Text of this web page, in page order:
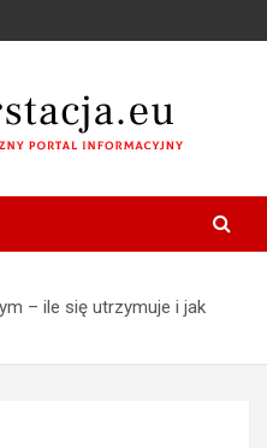
– ile się utrzymuje i jak